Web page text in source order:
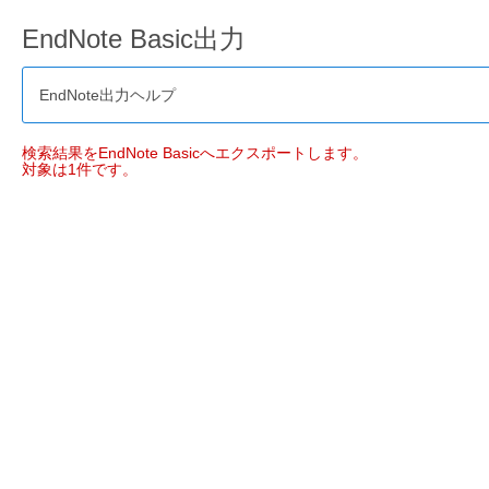
EndNote Basic出力
EndNote出力ヘルプ
検索結果をEndNote Basicへエクスポートします。
対象は1件です。